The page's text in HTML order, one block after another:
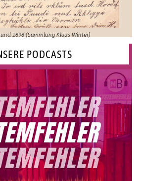
1898 (Sammlung Klaus Winter)
PODCASTS